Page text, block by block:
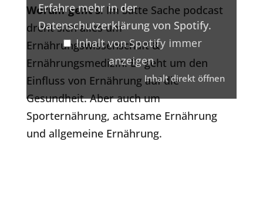
Erfahre mehr in der
Datenschutzerklärung von Spotify.
Inhalt von Spotify immer
anzeigen
Inhalt direkt öffnen
Worum geht’s: Im Satte Sache podcast
dreht sich alles um
Ernährungswissenschaft &
Ernährungsmedizin. Es geht um den
Einfluss von Ernährung auf die
Gesundheit. Aber auch um
Sporternährung, achtsame Ernährung
und allgemeine Ernährung.